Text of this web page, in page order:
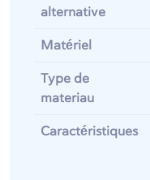
alternative
Matériel
Type de
materiau
Caractéristiques